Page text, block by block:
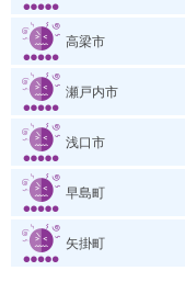
高梁市
瀬戸内市
浅口市
早島町
矢掛町